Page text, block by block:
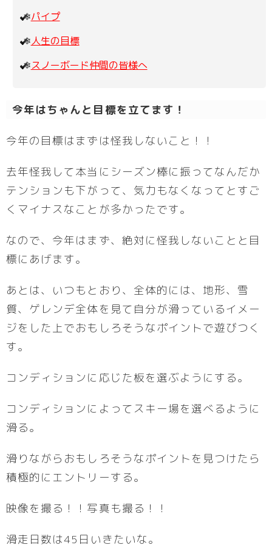
パイプ
人生の目標
スノーボード仲間の皆様へ
今年はちゃんと目標を立てます！
今年の目標はまずは怪我しないこと！！
去年怪我して本当にシーズン棒に振ってなんだか
テンションも下がって、気力もなくなってとすご
くマイナスなことが多かったです。
なので、今年はまず、絶対に怪我しないことと目
標にあげます。
あとは、いつもとおり、全体的には、地形、雪
質、ゲレンデ全体を見て自分が滑っているイメー
ジをした上でおもしろそうなポイントで遊びつく
す。
コンディションに応じた板を選ぶようにする。
コンディションによってスキー場を選べるように
滑る。
滑りながらおもしろそうなポイントを見つけたら
積極的にエントリーする。
映像を撮る！！写真も撮る！！
滑走日数は45日いきたいな。